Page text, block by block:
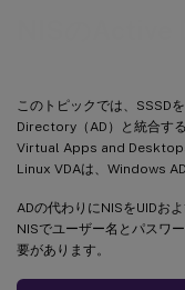
このトピックでは、SSSD
Directory（AD）と統合す
Virtual Apps and
Linux VDAは、Windows
ADの代わりにNISをUIDお
NISでユーザー名とパスワ
要があります。